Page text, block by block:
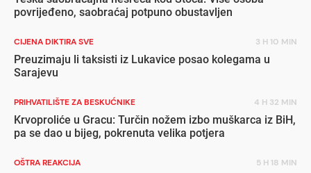
povrijeđeno, saobraćaj potpuno obustavljen
CIJENA DIKTIRA SVE 3 H 10 MIN
Preuzimaju li taksisti iz Lukavice posao kolegama u
Sarajevu
PRIHVATILIŠTE ZA BESKUĆNIKE 4 H 32 MIN
Krvoproliće u Gracu: Turčin nožem izbo muškarca iz BiH,
pa se dao u bijeg, pokrenuta velika potjera
OŠTRA REAKCIJA 5 H 18 MIN